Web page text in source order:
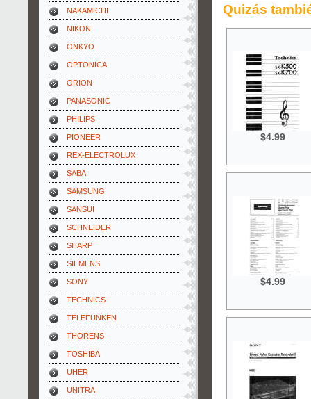
NAKAMICHI
NIKON
ONKYO
OPTONICA
ORION
PANASONIC
PHILIPS
PIONEER
REX-ELECTROLUX
SABA
SAMSUNG
SANSUI
SCHNEIDER
SHARP
SIEMENS
SONY
TECHNICS
TELEFUNKEN
THORENS
TOSHIBA
UHER
UNITRA
Quizás
$4.99
$4.99